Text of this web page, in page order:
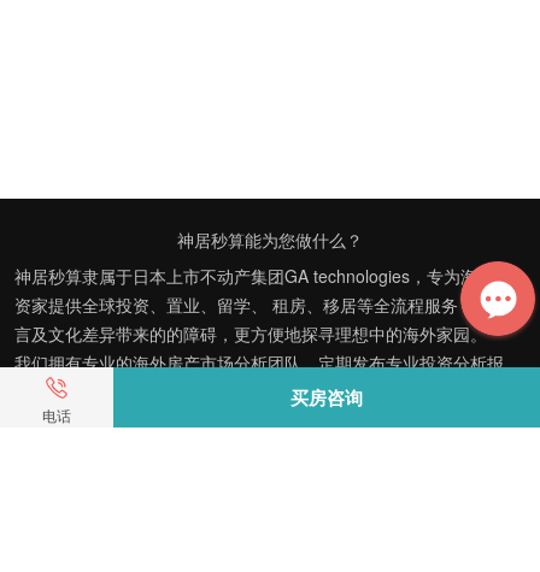
电话
买房咨询
神居秒算能为您做什么？
神居秒算隶属于日本上市不动产集团GA technologies，专为海外投
资家提供全球投资、置业、留学、 租房、移居等全流程服务，打破语
言及文化差异带来的的障碍，更方便地探寻理想中的海外家园。
我们拥有专业的海外房产市场分析团队，定期发布专业投资分析报
告，助您做出更高效、更精准的投资决策。
神居秒算——开启您的海外置业之旅！